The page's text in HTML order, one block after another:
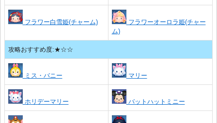
フラワー白雪姫(チャーム)
フラワーオーロラ姫(チャー
ム)
攻略おすすめ度:★☆☆
ミス・バニー マリー
ホリデーマリー バットハットミニー